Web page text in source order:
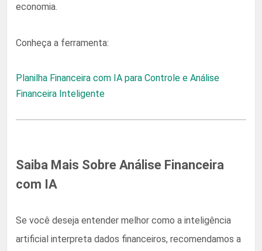
economia.
Conheça a ferramenta:
Planilha Financeira com IA para Controle e Análise
Financeira Inteligente
Saiba Mais Sobre Análise Financeira
com IA
Se você deseja entender melhor como a inteligência
artificial interpreta dados financeiros, recomendamos a